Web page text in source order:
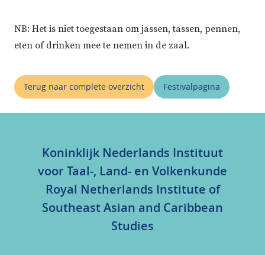
NB: Het is niet toegestaan om jassen, tassen, pennen,
eten of drinken mee te nemen in de zaal.
Terug naar complete overzicht Festivalpagina
Koninklijk Nederlands Instituut
voor Taal-, Land- en Volkenkunde
Royal Netherlands Institute of
Southeast Asian and Caribbean
Studies